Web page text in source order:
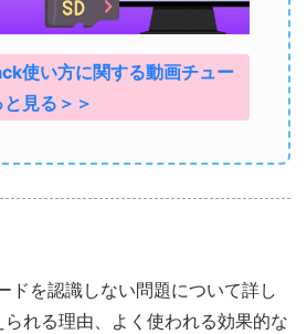
使い方に関する動画チュー
見る＞＞
ドを認識しない問題について詳し
られる理由、よく使われる効果的な